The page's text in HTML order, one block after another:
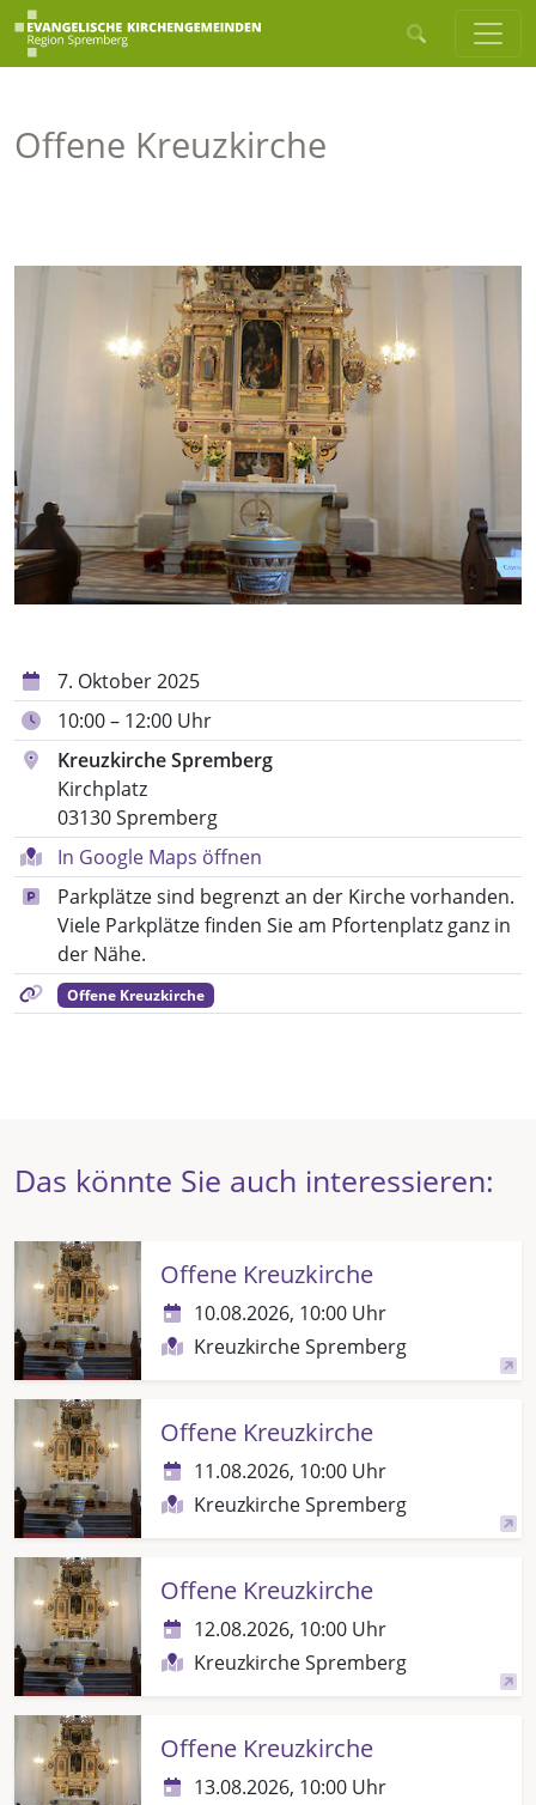
Offene Kreuzkirche
7. Oktober 2025
10:00 – 12:00 Uhr
Kreuzkirche Spremberg
Kirchplatz
03130 Spremberg
In Google Maps öffnen
Parkplätze sind begrenzt an der Kirche vorhanden.
Viele Parkplätze finden Sie am Pfortenplatz ganz in
der Nähe.
Offene Kreuzkirche
Das könnte Sie auch interessieren:
Offene Kreuzkirche
10.08.2026, 10:00 Uhr
Kreuzkirche Spremberg
Offene Kreuzkirche
11.08.2026, 10:00 Uhr
Kreuzkirche Spremberg
Offene Kreuzkirche
12.08.2026, 10:00 Uhr
Kreuzkirche Spremberg
Offene Kreuzkirche
13.08.2026, 10:00 Uhr